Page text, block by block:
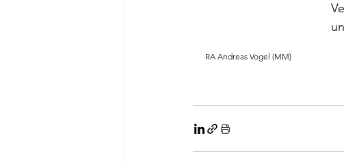
RA Andreas Vogel (MM)